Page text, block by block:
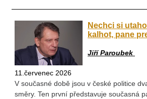
Nechci si
kalhot, pane
Jiří Paroubek
11.červenec 2026
V současné době jsou v české politice
směry. Ten první představuje současná